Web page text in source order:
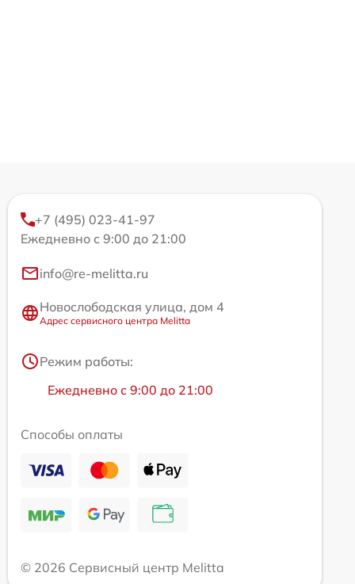
+7 (495) 023-41-97
Ежедневно с 9:00 до 21:00
info@re-melitta.ru
Новослободская улица, дом 4
Адрес сервисного центра Melitta
Режим работы:
Ежедневно с 9:00 до 21:00
Способы оплаты
© 2026 Сервисный центр Melitta